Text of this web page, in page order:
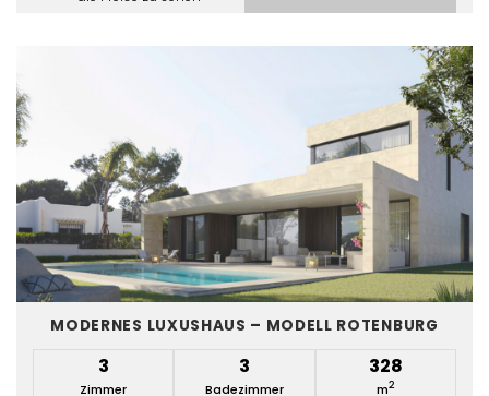
MODERNES LUXUSHAUS – MODELL ROTENBURG
3
Zimmer
3
Badezimmer
328
m2